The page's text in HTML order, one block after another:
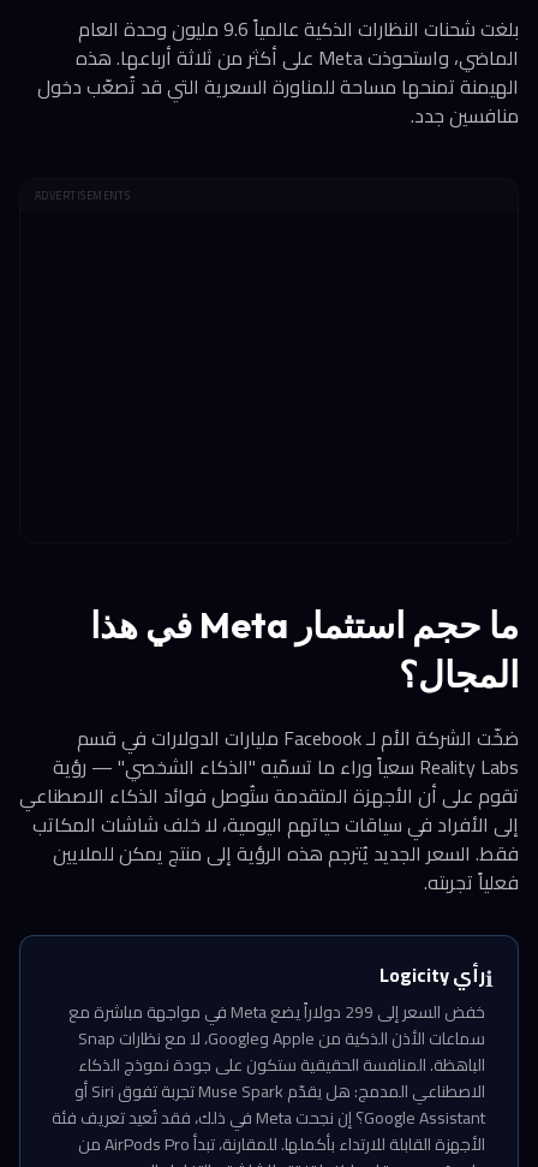
بلغت شحنات النظارات الذكية عالمياً 9.6 مليون وحدة العام
الماضي، واستحوذت Meta على أكثر من ثلاثة أرباعها. هذه
الهيمنة تمنحها مساحة للمناورة السعرية التي قد تُصعّب دخول
منافسين جدد.
ADVERTISEMENTS
ما حجم استثمار Meta في هذا
المجال؟
ضخّت الشركة الأم لـ Facebook مليارات الدولارات في قسم
Reality Labs سعياً وراء ما تسمّيه "الذكاء الشخصي" — رؤية
تقوم على أن الأجهزة المتقدمة ستُوصل فوائد الذكاء الاصطناعي
إلى الأفراد في سياقات حياتهم اليومية، لا خلف شاشات المكاتب
فقط. السعر الجديد يُترجم هذه الرؤية إلى منتج يمكن للملايين
فعلياً تجربته.
ℹ️رأي Logicity
خفض السعر إلى 299 دولاراً يضع Meta في مواجهة مباشرة مع
سماعات الأذن الذكية من Apple وGoogle، لا مع نظارات Snap
الباهظة. المنافسة الحقيقية ستكون على جودة نموذج الذكاء
الاصطناعي المدمج: هل يقدّم Muse Spark تجربة تفوق Siri أو
Google Assistant؟ إن نجحت Meta في ذلك، فقد تُعيد تعريف فئة
الأجهزة القابلة للارتداء بأكملها. للمقارنة، تبدأ AirPods Pro من